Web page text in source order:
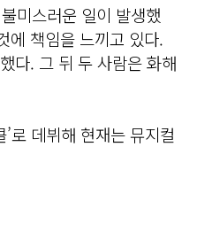
미스러운 일이 발생했
에 책임을 느끼고 있다.
다. 그 뒤 두 사람은 화해
로 데뷔해 현재는 뮤지컬